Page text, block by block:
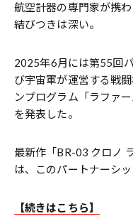
航空計器の専門家が携
結びつきは深い。
2025年6月には第55回
び宇宙軍が運営する戦
ンプログラム「ラファ
を発表した。
最新作「BR-03 クロノ
は、このパートナーシ
【続きはこちら】